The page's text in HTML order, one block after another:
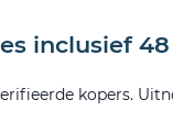
inclusief
kopers.